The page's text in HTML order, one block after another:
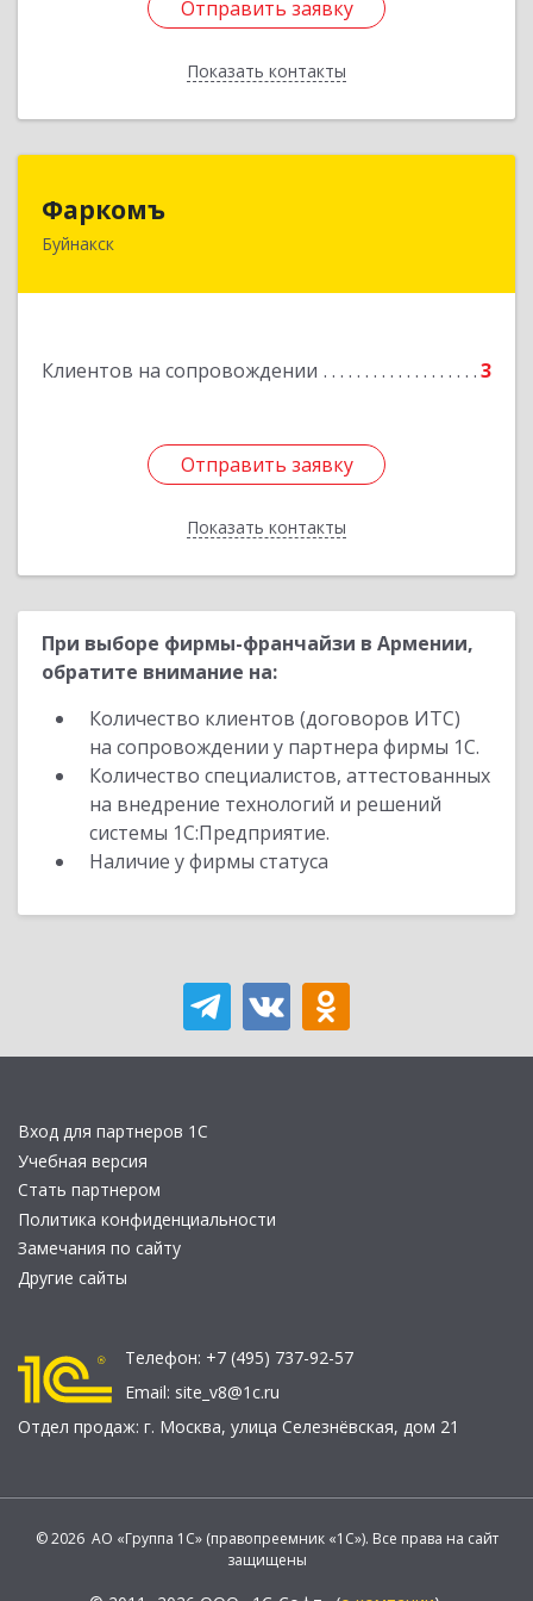
Отправить заявку
Показать контакты
Отправить заявку
Назад
Фаркомъ
Буйнакск
Клиентов на сопровождении 3
Отправить заявку
Показать контакты
Отправить заявку
Назад
При выборе фирмы-франчайзи в Армении,
обратите внимание на:
Количество клиентов (договоров ИТС)
на сопровождении у партнера фирмы 1С.
Количество специалистов, аттестованных
на внедрение технологий и решений
системы 1С:Предприятие.
Наличие у фирмы статуса
Вход для партнеров 1С
Учебная версия
Стать партнером
Политика конфиденциальности
Замечания по сайту
Другие сайты
Телефон: +7 (495) 737-92-57
Email: site_v8@1c.ru
Отдел продаж: г. Москва, улица Селезнёвская, дом 21
© 2026 АО «Группа 1С» (правопреемник «1С»). Все права на сайт
защищены